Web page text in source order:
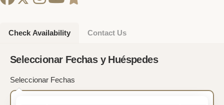
Check Availability Contact Us
Seleccionar Fechas y Huéspedes
Seleccionar Fechas